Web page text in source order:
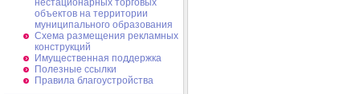
нестационарных торговых
объектов на территории
муниципального образования
Схема размещения рекламных
конструкций
Имущественная поддержка
Полезные ссылки
Правила благоустройства